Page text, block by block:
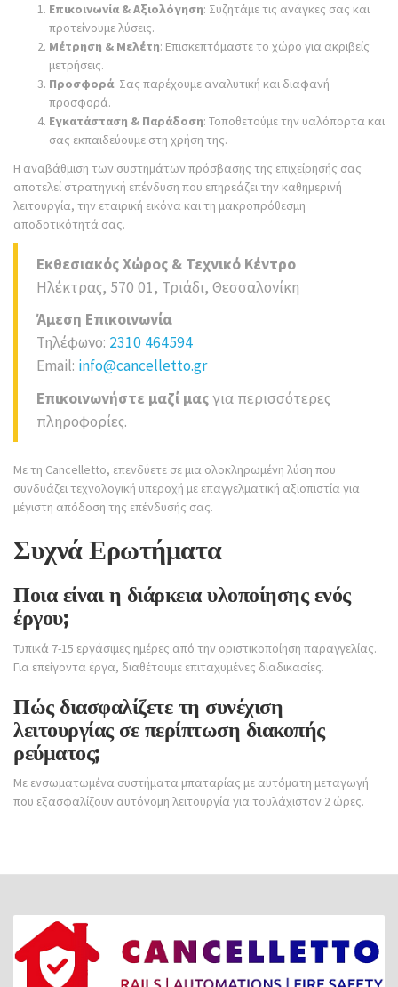
Επικοινωνία & Αξιολόγηση: Συζητάμε τις ανάγκες σας και
προτείνουμε λύσεις.
Μέτρηση & Μελέτη: Επισκεπτόμαστε το χώρο για ακριβείς
μετρήσεις.
Προσφορά: Σας παρέχουμε αναλυτική και διαφανή
προσφορά.
Εγκατάσταση & Παράδοση: Τοποθετούμε την υαλόπορτα και
σας εκπαιδεύουμε στη χρήση της.
Η αναβάθμιση των συστημάτων πρόσβασης της επιχείρησής σας
αποτελεί στρατηγική επένδυση που επηρεάζει την καθημερινή
λειτουργία, την εταιρική εικόνα και τη μακροπρόθεσμη
αποδοτικότητά σας.
Εκθεσιακός Χώρος & Τεχνικό Κέντρο
Ηλέκτρας, 570 01, Τριάδι, Θεσσαλονίκη
Άμεση Επικοινωνία
Τηλέφωνο: 2310 464594
Email: info@cancelletto.gr
Επικοινωνήστε μαζί μαςγια περισσότερες
πληροφορίες.
Με τη Cancelletto, επενδύετε σε μια ολοκληρωμένη λύση που
συνδυάζει τεχνολογική υπεροχή με επαγγελματική αξιοπιστία για
μέγιστη απόδοση της επένδυσής σας.
Συχνά Ερωτήματα
Ποια είναι η διάρκεια υλοποίησης ενός
έργου;
Τυπικά 7-15 εργάσιμες ημέρες από την οριστικοποίηση παραγγελίας.
Για επείγοντα έργα, διαθέτουμε επιταχυμένες διαδικασίες.
Πώς διασφαλίζετε τη συνέχιση
λειτουργίας σε περίπτωση διακοπής
ρεύματος;
Με ενσωματωμένα συστήματα μπαταρίας με αυτόματη μεταγωγή
που εξασφαλίζουν αυτόνομη λειτουργία για τουλάχιστον 2 ώρες.